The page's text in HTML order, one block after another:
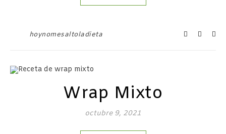
hoynomesaltoladieta
Wrap Mixto
octubre 9, 2021